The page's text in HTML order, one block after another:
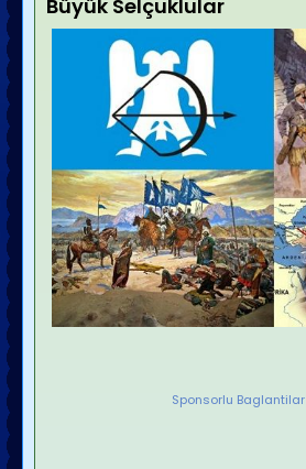
Büyük Selçuklular
Sponsorlu Baglantilar